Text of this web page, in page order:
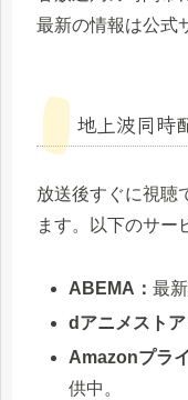
最新の情報は公式
地上波同時
放送後すぐに視聴
ます。以下のサー
ABEMA：最
dアニメストア
Amazonプラ
供中。